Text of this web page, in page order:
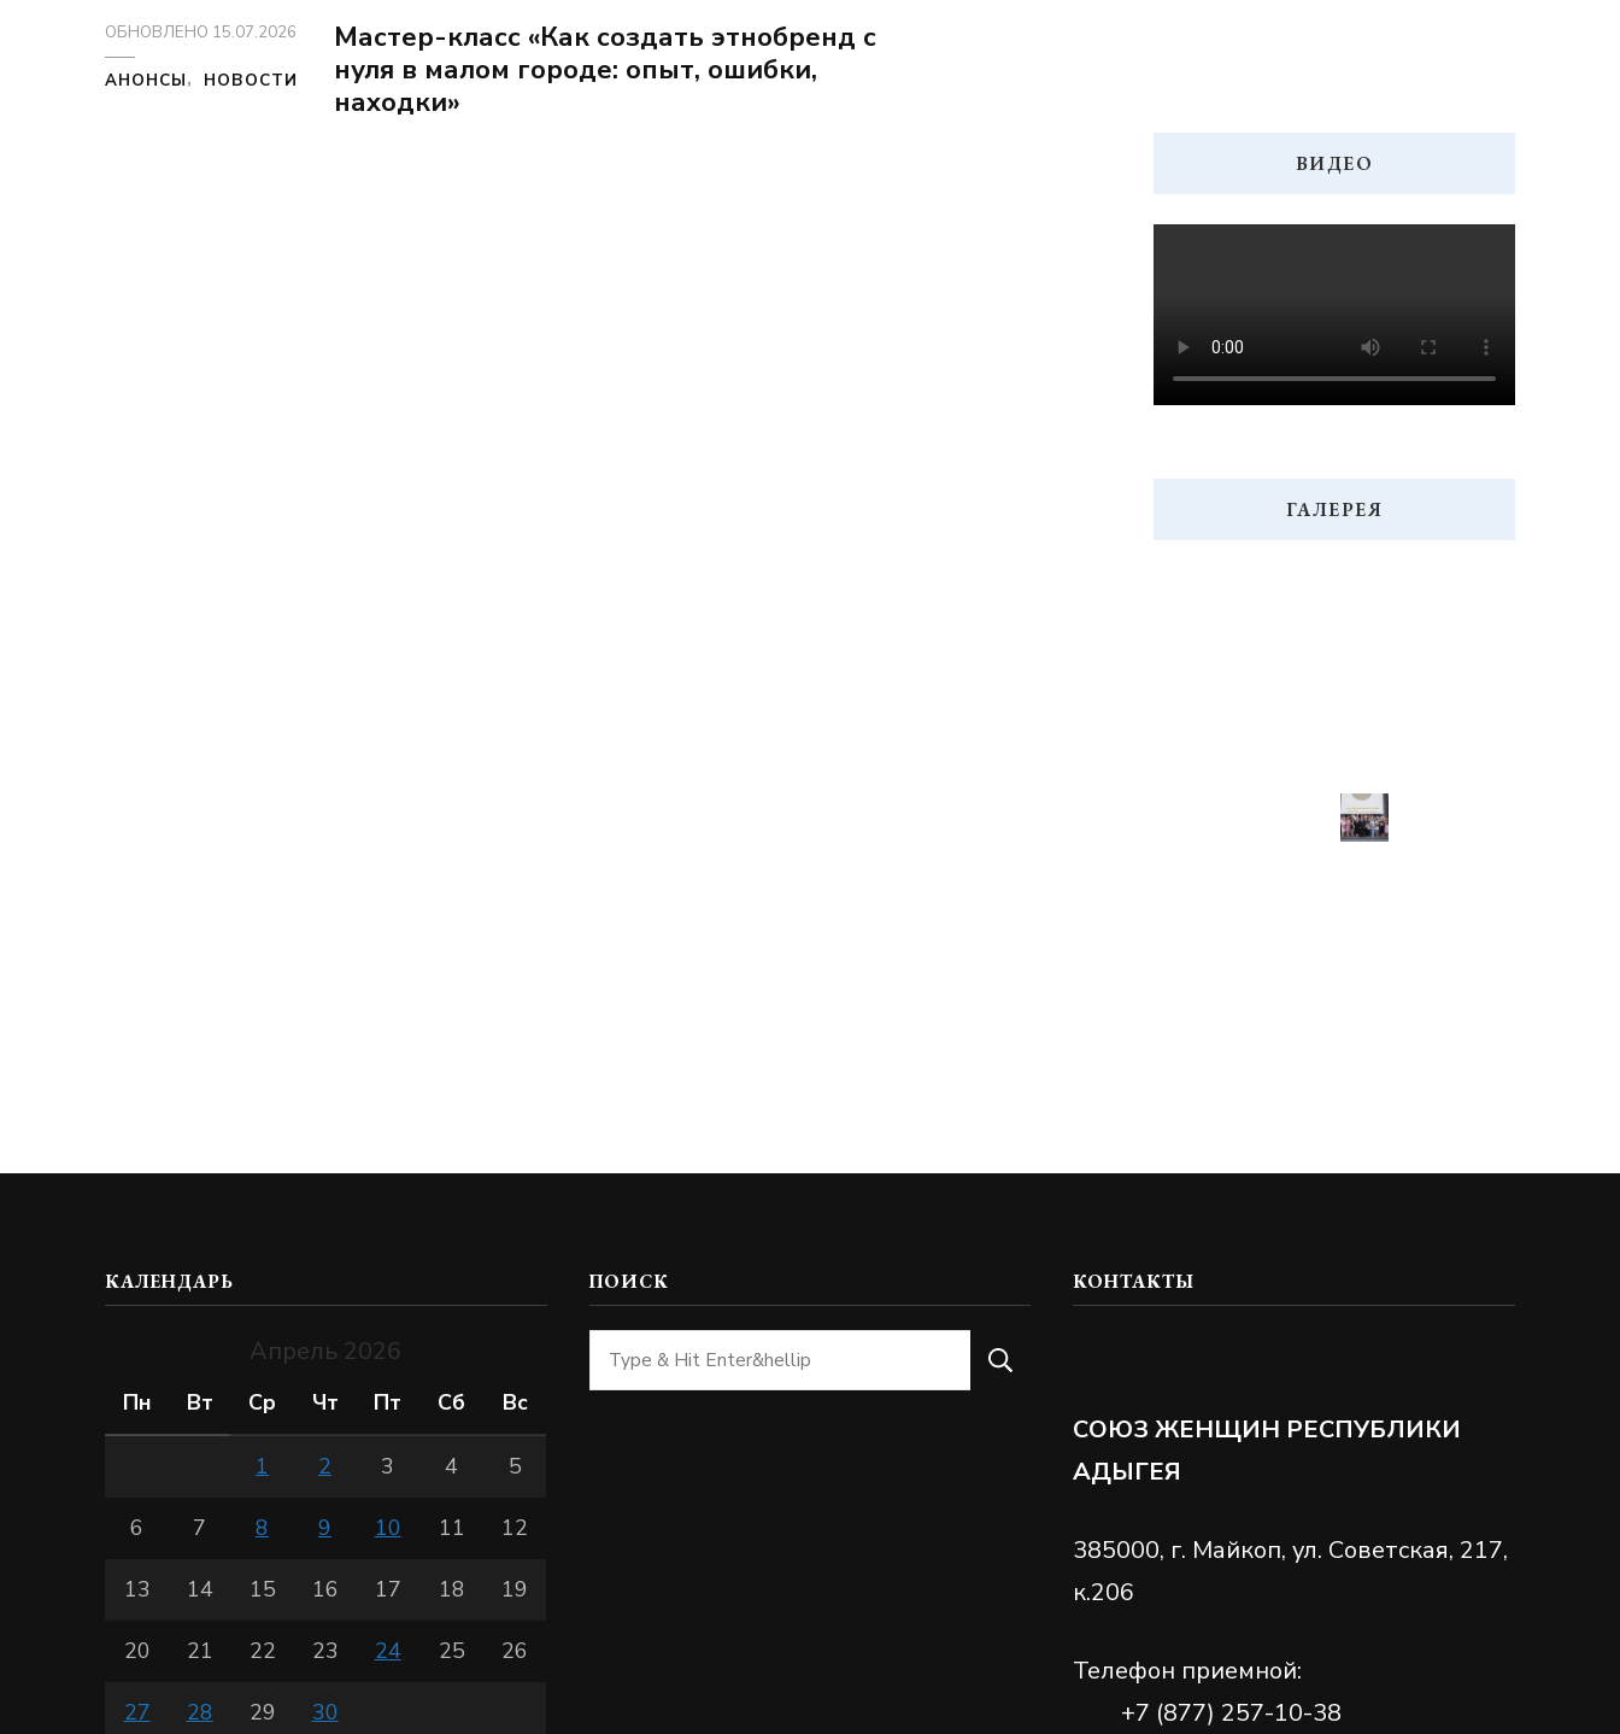
ОБНОВЛЕНО 15.07.2026
АНОНСЫ НОВОСТИ
Мастер-класс «Как создать этнобренд с
нуля в малом городе: опыт, ошибки,
находки»
ВИДЕО
ГАЛЕРЕЯ
КАЛЕНДАРЬ
Апрель 2026
Пн Вт Ср Чт Пт Сб Вс
1 2 3 4 5
6 7 8 9 10 11 12
13 14 15 16 17 18 19
20 21 22 23 24 25 26
27 28 29 30
ПОИСК
Ищите
что-
КОНТАКТЫ
СОЮЗ ЖЕНЩИН РЕСПУБЛИКИ
АДЫГЕЯ
385000, г. Майкоп, ул. Советская, 217,
к.206
Телефон приемной:
+7 (877) 257-10-38